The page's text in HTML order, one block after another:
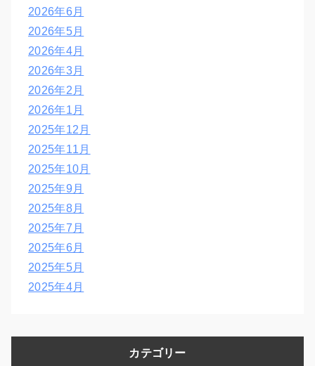
2026年6月
2026年5月
2026年4月
2026年3月
2026年2月
2026年1月
2025年12月
2025年11月
2025年10月
2025年9月
2025年8月
2025年7月
2025年6月
2025年5月
2025年4月
カテゴリー